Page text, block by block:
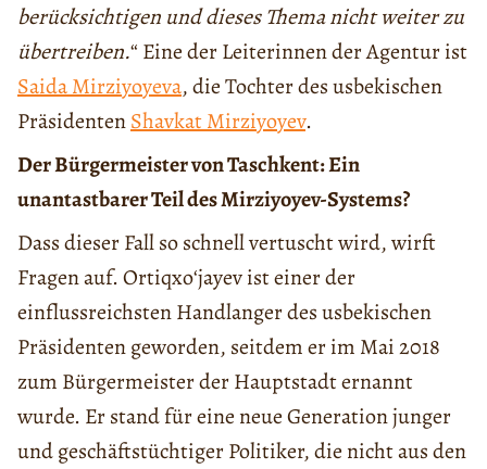
berücksichtigen und dieses Thema nicht weiter zu
übertreiben.“ Eine der Leiterinnen der Agentur ist
Saida Mirziyoyeva, die Tochter des usbekischen
PräsidentenShavkat Mirziyoyev.
Der Bürgermeister von Taschkent: Ein
unantastbarer Teil des Mirziyoyev-Systems?
Dass dieser Fall so schnell vertuscht wird, wirft
Fragen auf. Ortiqxoʻjayev ist einer der
einflussreichsten Handlanger des usbekischen
Präsidenten geworden, seitdem er im Mai 2018
zum Bürgermeister der Hauptstadt ernannt
wurde. Er stand für eine neue Generation junger
und geschäftstüchtiger Politiker, die nicht aus den